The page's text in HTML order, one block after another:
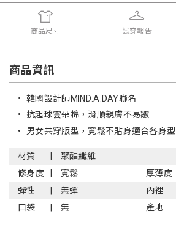
商品尺寸 試穿報告
商品資訊
• 韓國設計師MIND.A.DAY聯名
• 抗起球雲朵棉，滑順親膚不易皺
• 男女共穿版型，寬鬆不貼身適合各身型
材質
聚酯纖維
修身度
寬鬆 厚薄度
彈性
無彈 內裡
口袋
無 產地